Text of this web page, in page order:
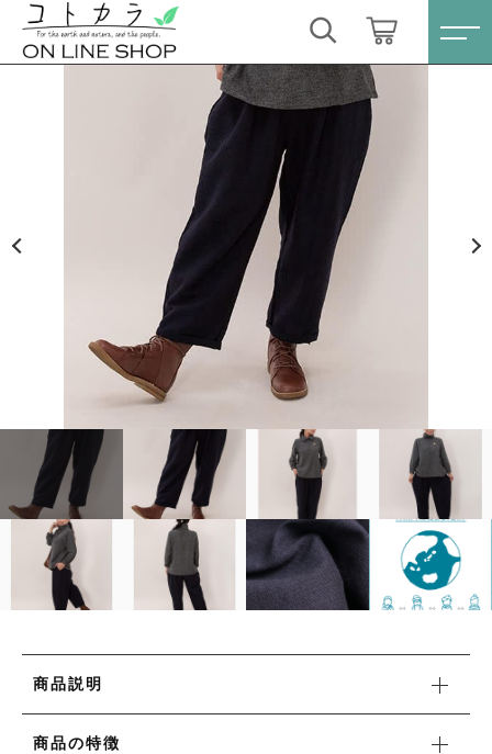
商品説明
商品の特徴
カートに商品を追加しました
シサム工房 テオリタックテーパードパンツ
12,100円 （税込）
ショッピングを続ける
カートを確認する
ログイン / 会員登録
スキンケア・石鹸
HINOKI（土佐ヒノキ）シリーズ
洗剤・食器用石鹸
タオル/ハンカチ
国産［奥会津］かごバッグ
カトラリー/食器
ファッション
すべて
スキンケア・石鹸
HINOKI（土佐ヒノキ）シリーズ
サステナブル歯ブラシ・歯磨き粉
洗剤・食器用石鹸
タオル/ハンカチ
国産［奥会津］かごバッグ
カトラリー/食器
キーワード検索
こだわり検索
子カテゴリ
価格帯
その他
在庫あり セール